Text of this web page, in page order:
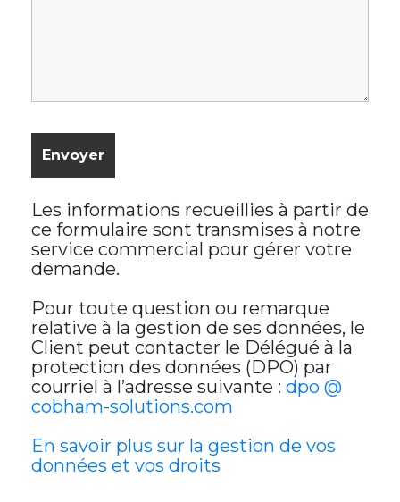
Les informations recueillies à partir de
ce formulaire sont transmises à notre
service commercial pour gérer votre
demande.
Pour toute question ou remarque
relative à la gestion de ses données, le
Client peut contacter le Délégué à la
protection des données (DPO) par
courriel à l’adresse suivante : dpo @
cobham-solutions.com
En savoir plus sur la gestion de vos
données et vos droits